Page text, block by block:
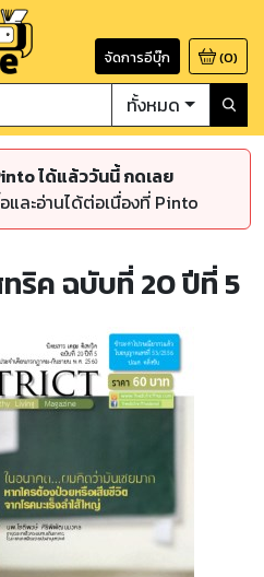
จัดการอีบุ๊ก (0)
ทั้งหมด
ได้แล้ววันนี้ กดเลย
ละอ่านได้ต่อเนื่องที่ Pinto
ริค ฉบับที่ 20 ปีที่ 5